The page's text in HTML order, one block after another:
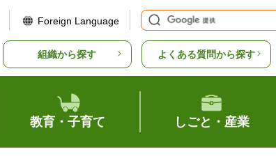
Foreign Language
組織から探す よくある質問から探す
教育・子育て しごと・産業